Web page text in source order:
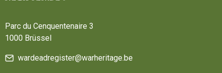
Parc du Cenquentenaire 3
1000 Brüssel
wardeadregister@warheritage.be